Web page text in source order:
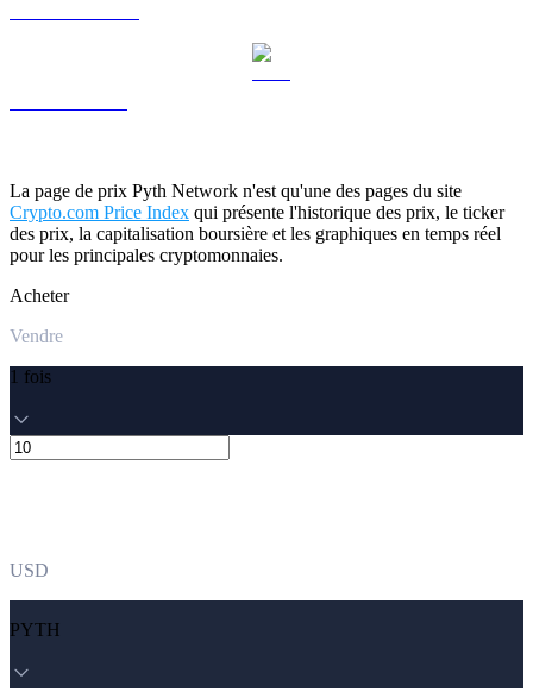
La page de prix Pyth Network n'est qu'une des pages du site
Crypto.com Price Index qui présente l'historique des prix, le ticker
des prix, la capitalisation boursière et les graphiques en temps réel
pour les principales cryptomonnaies.
Acheter
Vendre
1 fois
USD
PYTH